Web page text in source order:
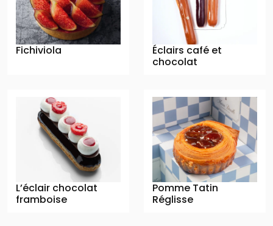
Fichiviola
Éclairs café et
chocolat
L’éclair chocolat
framboise
Pomme Tatin
Réglisse